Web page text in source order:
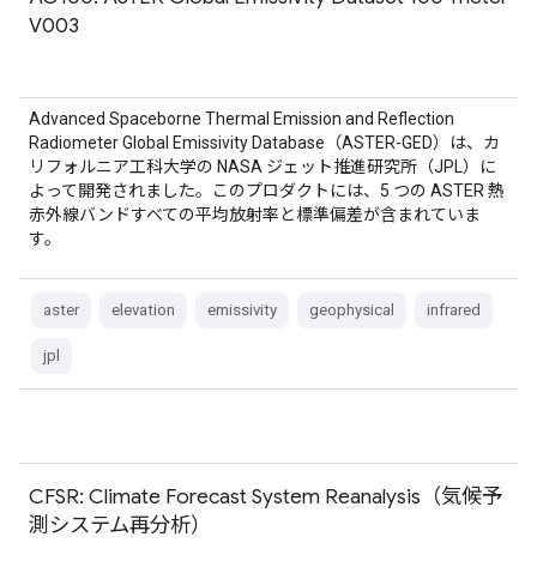
V003
Advanced Spaceborne Thermal Emission and Reflection
Radiometer Global Emissivity Database（ASTER-GED）は、カ
リフォルニア工科大学の NASA ジェット推進研究所（JPL）に
よって開発されました。このプロダクトには、5 つの ASTER 熱
赤外線バンドすべての平均放射率と標準偏差が含まれていま
す。
aster elevation emissivity geophysical infrared
jpl
CFSR: Climate Forecast System Reanalysis（気候予
測システム再分析）